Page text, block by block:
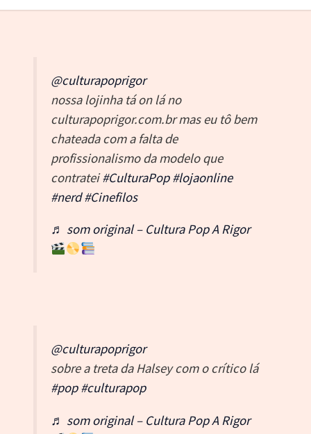
@culturapoprigor
nossa lojinha tá on lá no
culturapoprigor.com.br mas eu tô bem
chateada com a falta de
profissionalismo da modelo que
contratei#CulturaPop #lojaonline
#nerd #Cinefilos
♬ som original – Cultura Pop A Rigor
@culturapoprigor
sobre a treta da Halsey com o crítico lá
#pop #culturapop
♬ som original – Cultura Pop A Rigor